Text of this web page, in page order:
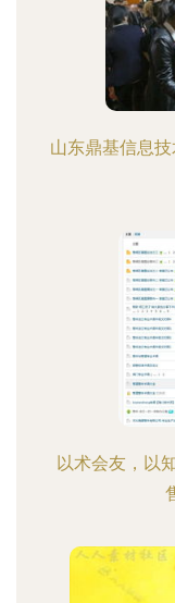
山东鼎基信息
以术会友，以